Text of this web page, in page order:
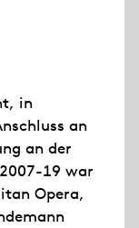
in
an
an der
19 war
Opera,